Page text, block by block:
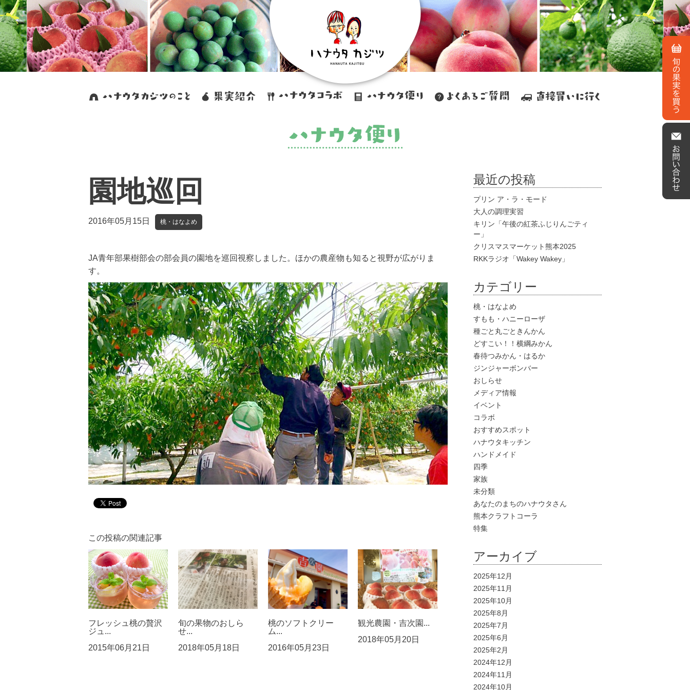
園地巡回
2016年05月15日 桃・はなよめ
JA青年部果樹部会の部会員の園地を巡回視察しました。ほかの農産物も知ると視野が広がりま
す。
この投稿の関連記事
フレッシュ桃の贅沢
ジュ...
2015年06月21日
旬の果物のおしら
せ...
2018年05月18日
桃のソフトクリー
ム...
2016年05月23日
観光農園・吉次園...
2018年05月20日
最近の投稿
プリン ア・ラ・モード
大人の調理実習
キリン「午後の紅茶ふじりんごティ
ー」
クリスマスマーケット熊本2025
RKKラジオ「Wakey Wakey」
カテゴリー
桃・はなよめ
すもも・ハニーローザ
種ごと丸ごときんかん
どすこい！！横綱みかん
春待つみかん・はるか
ジンジャーボンバー
おしらせ
メディア情報
イベント
コラボ
おすすめスポット
ハナウタキッチン
ハンドメイド
四季
家族
未分類
あなたのまちのハナウタさん
熊本クラフトコーラ
特集
アーカイブ
2025年12月
2025年11月
2025年10月
2025年8月
2025年7月
2025年6月
2025年2月
2024年12月
2024年11月
2024年10月